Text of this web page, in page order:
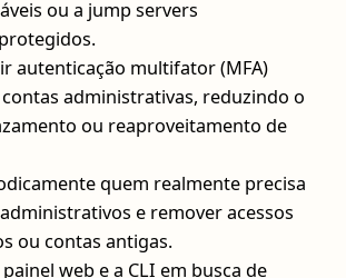
ou a jump servers
autenticação multifator (MFA)
administrativas, reduzindo o
ou reaproveitamento de
quem realmente precisa
e remover acessos
ou contas antigas.
web e a CLI em busca de